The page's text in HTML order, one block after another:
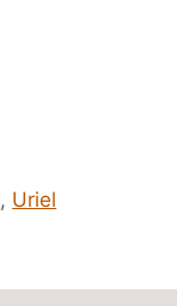
, Uriel